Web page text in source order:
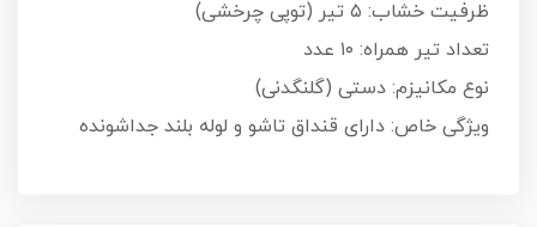
ظرفیت خشاب: ۵ تیر (توپی چرخشی)
تعداد تیر همراه: ۱۰ عدد
نوع مکانیزم: دستی (گلنگدنی)
ویژگی خاص: دارای قنداق تاشو و لوله بلند جداشونده